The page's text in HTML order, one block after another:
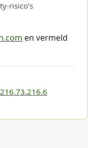
risico’s
en vermeld